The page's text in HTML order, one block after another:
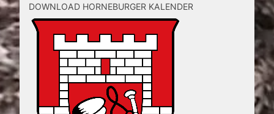
DOWNLOAD HORNEBURGER KALENDER